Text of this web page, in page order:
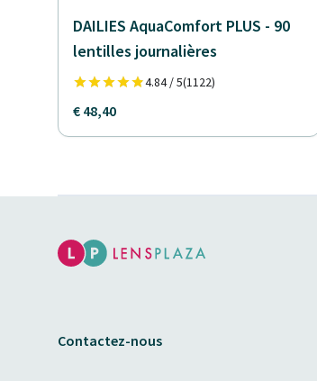
DAILIES AquaComfort PLUS - 90
lentilles journalières
4.84 / 5(1122)
€ 48,40
Contactez-nous